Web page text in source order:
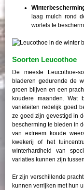
laag mulch rond
wortels te
Soorten Leucothoe
De meeste Leucothoe-
bladeren gedurende de
groen blijven en een
koudere maanden. Wat
variëteiten redelijk goed
ze goed zijn gevestigd in
bescherming te bieden in
van extreem koude
kwekerij of het
winterhardheid van
variaties kunnen zijn
Er zijn verschillende
kunnen verrijken met hun